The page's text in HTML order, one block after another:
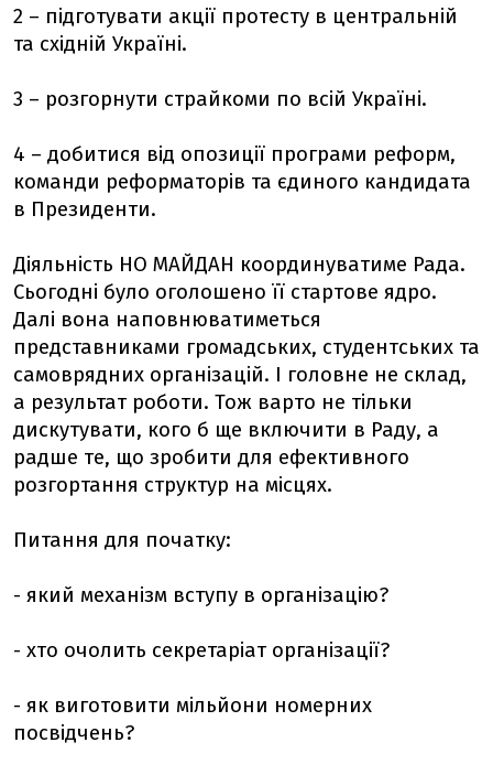
2 – підготувати акції протесту в центральній
та східній Україні.
3 – розгорнути страйкоми по всій Україні.
4 – добитися від опозиції програми реформ,
команди реформаторів та єдиного кандидата
в Президенти.
Діяльність НО МАЙДАН координуватиме Рада.
Сьогодні було оголошено її стартове ядро.
Далі вона наповнюватиметься
представниками громадських, студентських та
самоврядних організацій. І головне не склад,
а результат роботи. Тож варто не тільки
дискутувати, кого б ще включити в Раду, а
радше те, що зробити для ефективного
розгортання структур на місцях.
Питання для початку:
- який механізм вступу в організацію?
- хто очолить секретаріат організації?
- як виготовити мільйони номерних
посвідчень?